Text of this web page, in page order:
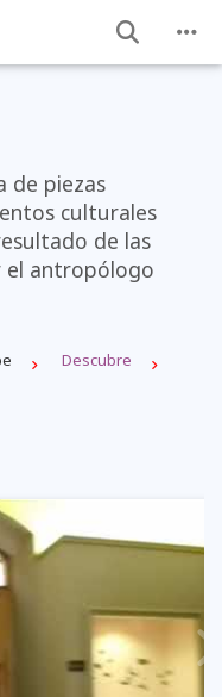
de piezas
culturales
de las
el antropólogo
Descubre